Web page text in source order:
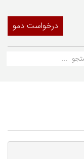
درخواست دمو